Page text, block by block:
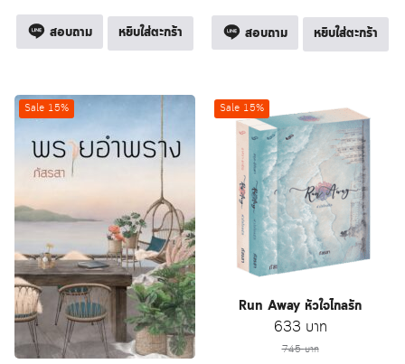
255 บาท.217 บาท.
สอบถาม หยิบใส่ตะกร้า
295 บาท.251 บาท.
สอบถาม หยิบใส่ตะกร้า
Sale 15% Sale 15%
Run Away หัวใจไกลรัก
745บาท
Original
price
633 บาทCurrent